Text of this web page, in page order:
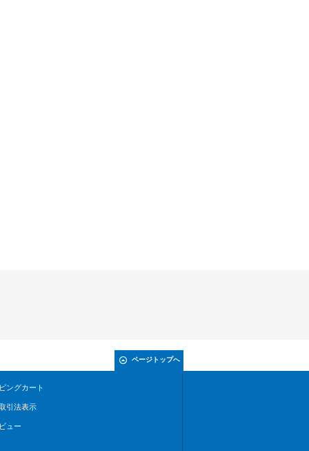
ページトップへ
ングカート
引法表示
ュー